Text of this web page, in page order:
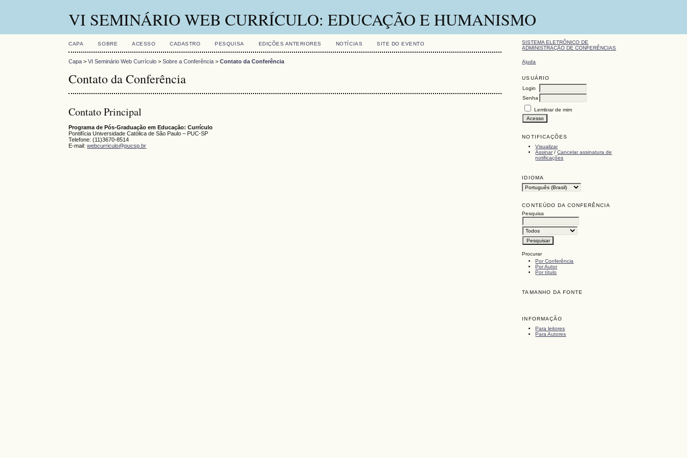
VI SEMINÁRIO WEB CURRÍCULO: EDUCAÇÃO E HUMANISMO
SISTEMA ELETRÔNICO DE
ADMINISTRAÇÃO DE CONFERÊNCIAS
Ajuda
USUÁRIO
Login
Senha
Lembrar de mim
NOTIFICAÇÕES
Visualizar
Assinar/Cancelar assinatura de
notificações
IDIOMA
CONTEÚDO DA CONFERÊNCIA
Pesquisa
Procurar
Por Conferência
Por Autor
Por título
TAMANHO DA FONTE
INFORMAÇÃO
Para leitores
Para Autores
CAPA SOBRE ACESSO CADASTRO PESQUISA EDIÇÕES ANTERIORES NOTÍCIAS SITE DO EVENTO
Capa >VI Seminário Web Currículo >Sobre a Conferência >Contato da Conferência
Contato da Conferência
Contato Principal
Programa de Pós-Graduação em Educação: Currículo
Pontifícia Universidade Católica de São Paulo – PUC-SP
Telefone: (11)3670-8514
E-mail:webcurriculo@pucsp.br